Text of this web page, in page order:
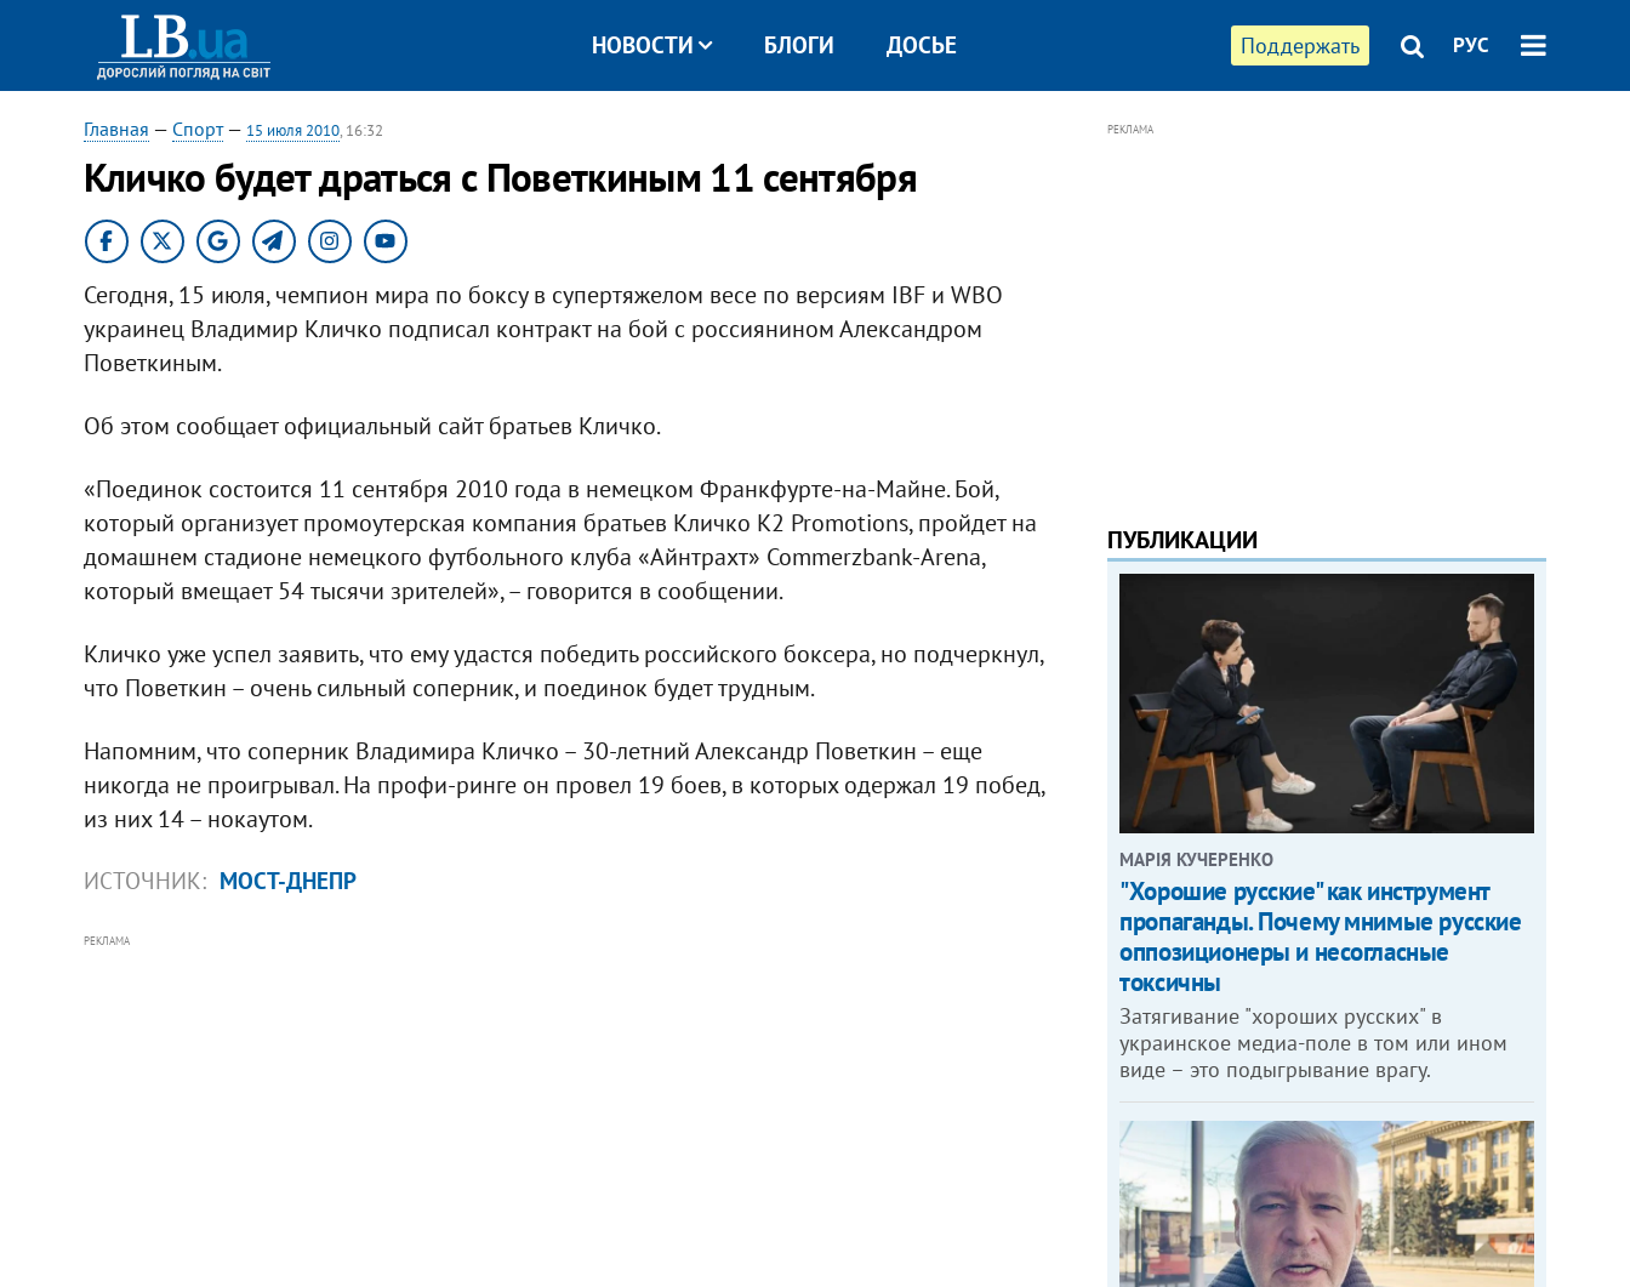
Поддержать РУС
НОВОСТИ БЛОГИ ДОСЬЕ
Главная — Спорт— 15 июля 2010, 16:32
Кличко будет драться с Поветкиным 11 сентября
Сегодня, 15 июля, чемпион мира по боксу в супертяжелом весе по версиям IBF и WBO
украинец Владимир Кличко подписал контракт на бой с россиянином Александром
Поветкиным.
Об этом сообщает официальный сайт братьев Кличко.
«Поединок состоится 11 сентября 2010 года в немецком Франкфурте-на-Майне. Бой,
который организует промоутерская компания братьев Кличко K2 Promotions, пройдет на
домашнем стадионе немецкого футбольного клуба «Айнтрахт» Commerzbank-Arena,
который вмещает 54 тысячи зрителей», – говорится в сообщении.
Кличко уже успел заявить, что ему удастся победить российского боксера, но подчеркнул,
что Поветкин – очень сильный соперник, и поединок будет трудным.
Напомним, что соперник Владимира Кличко – 30-летний Александр Поветкин – еще
никогда не проигрывал. На профи-ринге он провел 19 боев, в которых одержал 19 побед,
из них 14 – нокаутом.
ИСТОЧНИК: МОСТ-ДНЕПР
РЕКЛАМА
РЕКЛАМА
ПУБЛИКАЦИИ
МАРІЯ КУЧЕРЕНКО
"Хорошие русские" как инструмент
пропаганды. Почему мнимые русские
оппозиционеры и несогласные
токсичны
Затягивание "хороших русских" в
украинское медиа-поле в том или ином
виде – это подыгрывание врагу.